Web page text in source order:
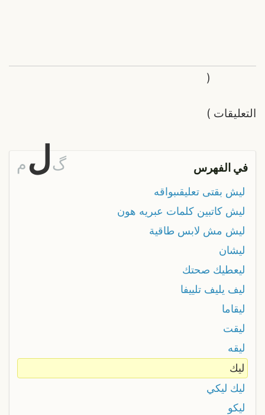
التعليقات
(
)
في الفهرس گل م
ليش بقتى تعليقىبواقه
ليش كاتبين كلمات عبريه هون
ليش مش لابس طاقية
ليشان
ليعطيك صحتك
ليف يليف تلييفا
ليقاما
ليقت
ليقه
ليك
ليك ليكي
ليكو